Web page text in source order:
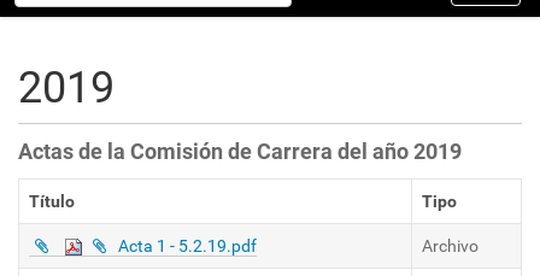
Búsqueda Avanzada…
v
2019
Actas de la Comisión de Carrera del año 2019
Título Tipo
Acta 1 - 5.2.19.pdf Archivo